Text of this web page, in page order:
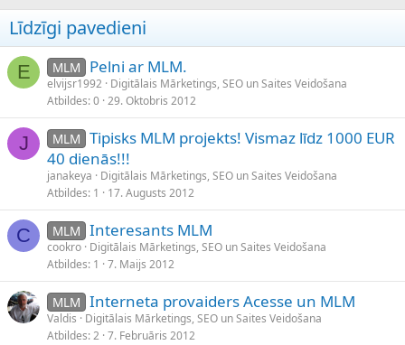
Līdzīgi pavedieni
E MLM Pelni ar MLM.
elvijsr1992 Digitālais Mārketings, SEO un Saites Veidošana
Atbildes 0 29. Oktobris 2012
J MLM Tipisks MLM projekts! Vismaz līdz 1000 EUR
40 dienās!!!
janakeya
Digitālais Mārketings, SEO un Saites Veidošana
Atbildes 1 17. Augusts 2012
C MLM Interesants MLM
cookro Digitālais Mārketings, SEO un Saites Veidošana
Atbildes 1 7. Maijs 2012
MLM Interneta provaiders Acesse un MLM
Valdis
Digitālais Mārketings, SEO un Saites Veidošana
Atbildes 2 7. Februāris 2012